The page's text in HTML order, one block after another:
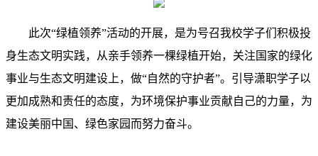
此次“绿植领养”活动的开展，是为号召我校学子们积极投
身生态文明实践，从亲手领养一棵绿植开始，关注国家的绿化
事业与生态文明建设上，做“自然的守护者”。引导潇职学子以
更加成熟和责任的态度，为环境保护事业贡献自己的力量，为
建设美丽中国、绿色家园而努力奋斗。